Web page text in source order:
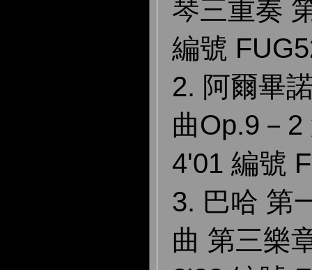
琴三重奏
編號
2. 阿爾畢
曲Op.9－
4'01 編號
3. 巴哈 第
曲 第三樂